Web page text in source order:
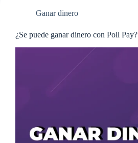
Ganar dinero
¿Se puede ganar dinero con Poll Pay?